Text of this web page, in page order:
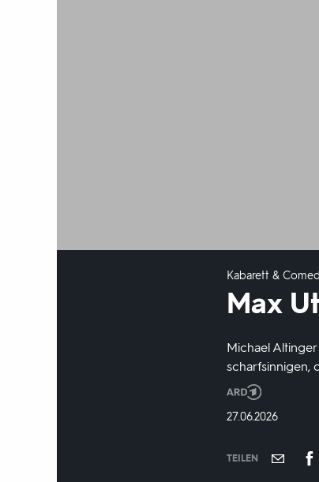
Kabarett &
Max
Michael
scharfsinnigen,
Produktionsland
und
DATUM:
27.06.2026
TEILEN